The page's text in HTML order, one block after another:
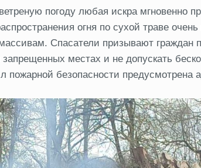
погоду любая искра мгновенно
огня по сухой траве
Спасатели призывают граждан
местах и не допускать
безопасности предусмотрена